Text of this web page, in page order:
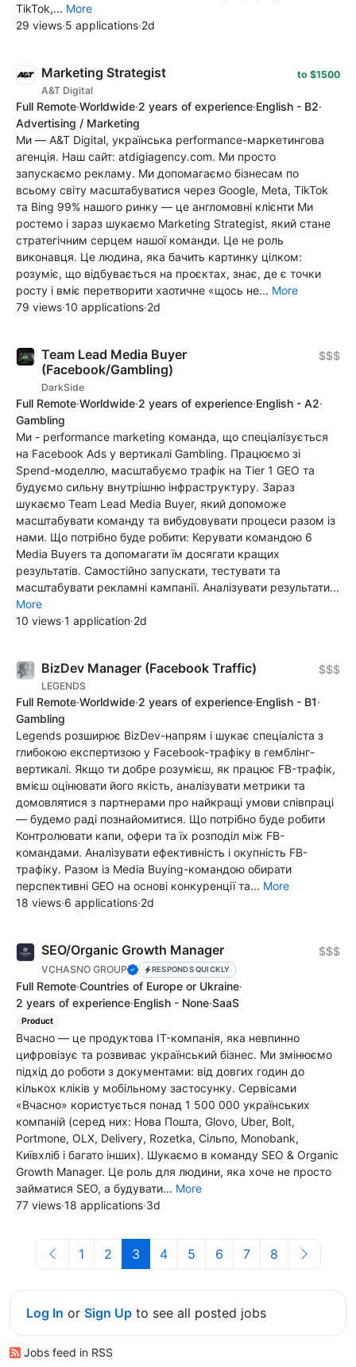
TikTok,... More
29 views·5 applications·2d
Marketing Strategist
A&T Digital
to $1500
Full Remote·Worldwide·2 years of experience·English - B2·
Advertising / Marketing
Ми — A&T Digital, українська performance-маркетингова
агенція. Наш сайт: atdigiagency.com. Ми просто
запускаємо рекламу. Ми допомагаємо бізнесам по
всьому світу масштабуватися через Google, Meta, TikTok
та Bing 99% нашого ринку — це англомовні клієнти Ми
ростемо і зараз шукаємо Marketing Strategist, який стане
стратегічним серцем нашої команди. Це не роль
виконавця. Це людина, яка бачить картинку цілком:
розуміє, що відбувається на проєктах, знає, де є точки
росту і вміє перетворити хаотичне «щось не... More
79 views·10 applications·2d
Team Lead Media Buyer
(Facebook/Gambling)
DarkSide
$$$
Full Remote·Worldwide·2 years of experience·English - A2·
Gambling
Ми - performance marketing команда, що спеціалізується
на Facebook Ads у вертикалі Gambling. Працюємо зі
Spend-моделлю, масштабуємо трафік на Tier 1 GEO та
будуємо сильну внутрішню інфраструктуру. Зараз
шукаємо Team Lead Media Buyer, який допоможе
масштабувати команду та вибудовувати процеси разом із
нами. Що потрібно буде робити: Керувати командою 6
Media Buyers та допомагати їм досягати кращих
результатів. Самостійно запускати, тестувати та
масштабувати рекламні кампанії. Аналізувати результати...
More
10 views·1 application·2d
BizDev Manager (Facebook Traffic)
LEGENDS
$$$
Full Remote·Worldwide·2 years of experience·English - B1·
Gambling
Legends розширює BizDev-напрям і шукає спеціаліста з
глибокою експертизою у Facebook-трафіку в гемблінг-
вертикалі. Якщо ти добре розумієш, як працює FB-трафік,
вмієш оцінювати його якість, аналізувати метрики та
домовлятися з партнерами про найкращі умови співпраці
— будемо раді познайомитися. Що потрібно буде робити
Контролювати капи, офери та їх розподіл між FB-
командами. Аналізувати ефективність і окупність FB-
трафіку. Разом із Media Buying-командою обирати
перспективні GEO на основі конкуренції та... More
18 views·6 applications·2d
SEO/Organic Growth Manager
VCHASNO GROUP RESPONDS QUICKLY
$$$
Full Remote·Countries of Europe or Ukraine·
2 years of experience·English - None·SaaS
Product
Вчасно — це продуктова IT-компанія, яка невпинно
цифровізує та розвиває український бізнес. Ми змінюємо
підхід до роботи з документами: від довгих годин до
кількох кліків у мобільному застосунку. Сервісами
«Вчасно» користується понад 1 500 000 українських
компаній (серед них: Нова Пошта, Glovo, Uber, Bolt,
Portmone, OLX, Delivery, Rozetka, Сільпо, Monobank,
Київхліб і багато інших). Шукаємо в команду SEO & Organic
Growth Manager. Це роль для людини, яка хоче не просто
займатися SEO, а будувати... More
77 views·18 applications·3d
1 2 3 4 5 6 7 8
Log In or Sign Up to see all posted jobs
Jobs feed in RSS